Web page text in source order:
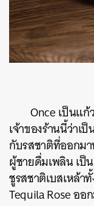
Once เป็นแ
เจ้าของร้านนี้ว่าเ
กับรสชาติที่ออกม
ผู้ชายดื่มเพลิน เป็
ชูรสชาติเบสเหล้า
Tequila Rose ออ